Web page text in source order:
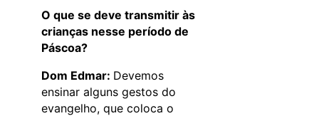
O que se deve transmitir às
crianças nesse período de
Páscoa?
Dom Edmar: Devemos
ensinar alguns gestos do
evangelho, que coloca o